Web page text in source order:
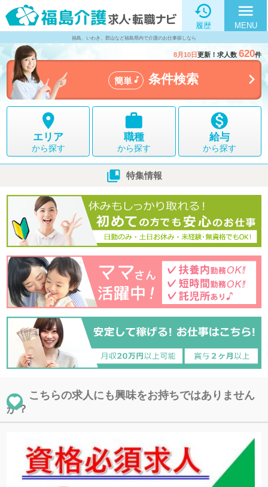

履歴
menu
MENU
福島、いわき、郡山など福島県内で介護のお仕事探しなら
8月10日更新！求人数 620件
簡単  条件検索 

エリア
から探す

職種
から探す

給与
から探す
 特集情報
こちらの求人にも興味をお持ちではありません
か？